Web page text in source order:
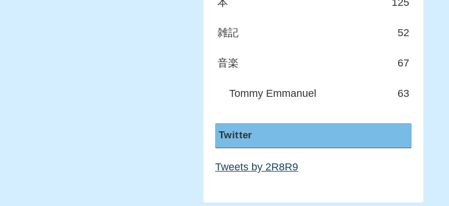
雑記 52
音楽 67
Tommy Emmanuel 63
Twitter
Tweets by 2R8R9